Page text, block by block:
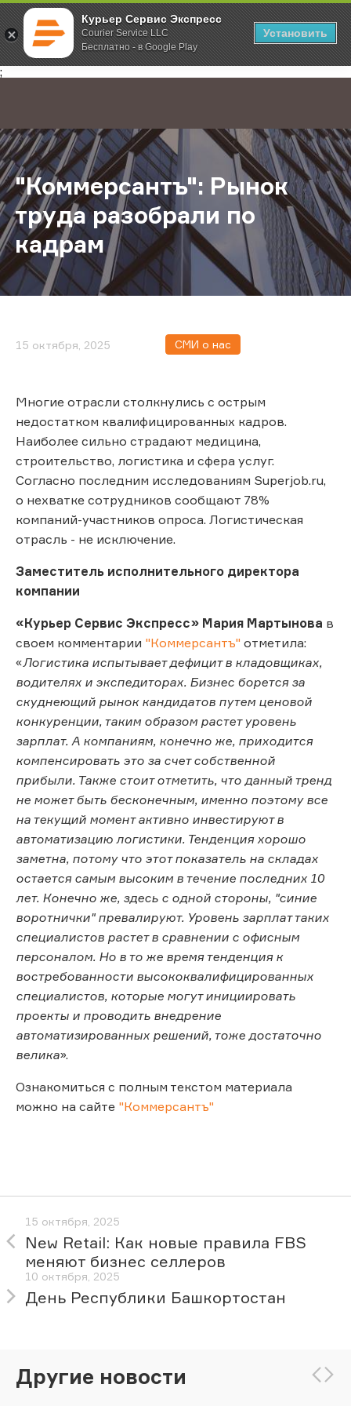
Курьер Сервис Экспресс
Courier Service LLC
Бесплатно - в Google Play
Установить
;
Главная О компании Новости "Коммерсантъ": Рынок труда
"Коммерсантъ": Рынок
труда разобрали по
кадрам
15 октября, 2025 СМИ о нас
Многие отрасли столкнулись с острым
недостатком квалифицированных кадров.
Наиболее сильно страдают медицина,
строительство, логистика и сфера услуг.
Согласно последним исследованиям Superjob.ru,
о нехватке сотрудников сообщают 78%
компаний-участников опроса. Логистическая
отрасль - не исключение.
Заместитель исполнительного директора
компании
«Курьер Сервис Экспресс» Мария Мартынова в
своем комментарии "Коммерсантъ" отметила:
«Логистика испытывает дефицит в кладовщиках,
водителях и экспедиторах. Бизнес борется за
скуднеющий рынок кандидатов путем ценовой
конкуренции, таким образом растет уровень
зарплат. А компаниям, конечно же, приходится
компенсировать это за счет собственной
прибыли. Также стоит отметить, что данный тренд
не может быть бесконечным, именно поэтому все
на текущий момент активно инвестируют в
автоматизацию логистики. Тенденция хорошо
заметна, потому что этот показатель на складах
остается самым высоким в течение последних 10
лет. Конечно же, здесь с одной стороны, "синие
воротнички" превалируют. Уровень зарплат таких
специалистов растет в сравнении с офисным
персоналом. Но в то же время тенденция к
востребованности высококвалифицированных
специалистов, которые могут инициировать
проекты и проводить внедрение
автоматизированных решений, тоже достаточно
велика».
Ознакомиться с полным текстом материала
можно на сайте "Коммерсантъ"
15 октября, 2025
New Retail: Как новые правила FBS
меняют бизнес селлеров
10 октября, 2025
День Республики Башкортостан
Другие новости